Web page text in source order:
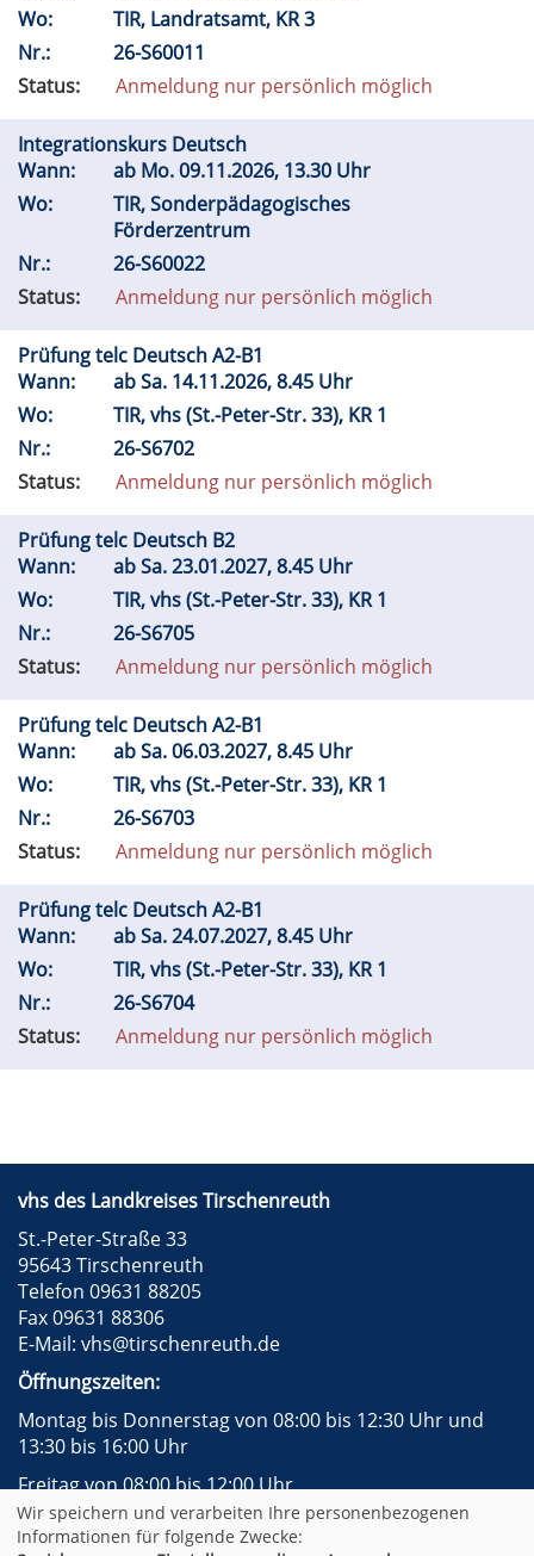
Wo:
TIR, Landratsamt, KR 3
Nr.:
26-S60011
Status:
Anmeldung nur persönlich möglich
Integrationskurs Deutsch
Wann:
ab Mo.09.11.2026, 13.30 Uhr
Wo:
TIR, Sonderpädagogisches
Förderzentrum
Nr.:
26-S60022
Status:
Anmeldung nur persönlich möglich
Prüfung telc Deutsch A2-B1
Wann:
abSa. 14.11.2026, 8.45 Uhr
Wo:
TIR, vhs (St.-Peter-Str. 33), KR 1
Nr.:
26-S6702
Status:
Anmeldung nur persönlich möglich
Prüfung telc Deutsch B2
Wann:
abSa.23.01.2027, 8.45 Uhr
Wo:
TIR, vhs (St.-Peter-Str. 33), KR 1
Nr.:
26-S6705
Status:
Anmeldung nur persönlich möglich
Prüfung telc Deutsch A2-B1
Wann:
abSa.06.03.2027, 8.45 Uhr
Wo:
TIR, vhs (St.-Peter-Str. 33), KR 1
Nr.:
26-S6703
Status:
Anmeldung nur persönlich möglich
Prüfung telc Deutsch A2-B1
Wann:
abSa.24.07.2027, 8.45 Uhr
Wo:
TIR, vhs (St.-Peter-Str. 33), KR 1
Nr.:
26-S6704
Status:
Anmeldung nur persönlich möglich
vhs des Landkreises Tirschenreuth
St.-Peter-Straße 33
95643 Tirschenreuth
Telefon 09631 88205
Fax 09631 88306
E-Mail: vhs@tirschenreuth.de
Öffnungszeiten:
Montag bis Donnerstag von 08:00 bis 12:30 Uhr und
13:30 bis 16:00 Uhr
Freitag von 08:00 bis 12:00 Uhr
Facebook
Instagram
Impressum
AGB
Wir speichern und verarbeiten Ihre personenbezogenen
Informationen für folgende Zwecke: